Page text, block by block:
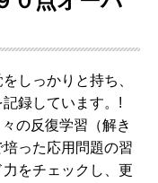
しっかりと持ち、
録しています。!
の反復学習（解き
った応用問題の習
をチェックし、更